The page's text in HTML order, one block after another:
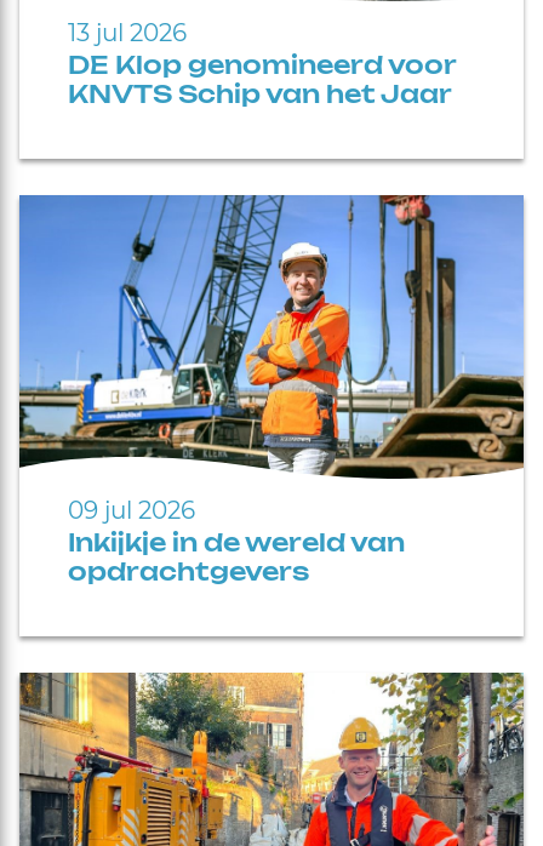
13 jul 2026
DE Klop genomineerd voor
KNVTS Schip van het Jaar
09 jul 2026
Inkijkje in de wereld van
opdrachtgevers